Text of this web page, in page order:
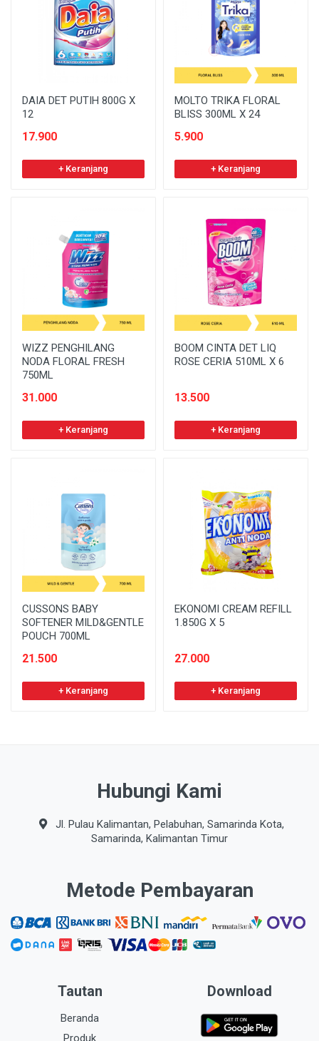
DAIA DET PUTIH 800G X
12
17.900
+ Keranjang
MOLTO TRIKA FLORAL
BLISS 300ML X 24
5.900
+ Keranjang
WIZZ PENGHILANG
NODA FLORAL FRESH
750ML
31.000
+ Keranjang
BOOM CINTA DET LIQ
ROSE CERIA 510ML X 6
13.500
+ Keranjang
CUSSONS BABY
SOFTENER MILD&GENTLE
POUCH 700ML
21.500
+ Keranjang
EKONOMI CREAM REFILL
1.850G X 5
27.000
+ Keranjang
Hubungi Kami
Jl. Pulau Kalimantan, Pelabuhan, Samarinda Kota,
Samarinda, Kalimantan Timur
Metode Pembayaran
Tautan
Beranda
Produk
Download